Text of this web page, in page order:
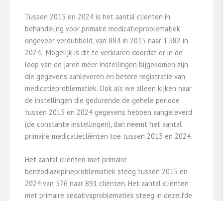
Tussen 2015 en 2024 is het aantal cliënten in
behandeling voor primaire medicatieproblematiek
ongeveer verdubbeld, van 884 in 2015 naar 1.582 in
2024. Mogelijk is dit te verklaren doordat er in de
loop van de jaren meer instellingen bijgekomen zijn
die gegevens aanleveren en betere registratie van
medicatieproblematiek. Ook als we alleen kijken naar
de instellingen die gedurende de gehele periode
tussen 2015 en 2024 gegevens hebben aangeleverd
(de constante instellingen), dan neemt het aantal
primaire medicatiecliënten toe tussen 2015 en 2024.
Het aantal cliënten met primaire
benzodiazepineproblematiek steeg tussen 2015 en
2024 van 576 naar 891 cliënten. Het aantal cliënten
met primaire sedativaproblematiek steeg in dezelfde